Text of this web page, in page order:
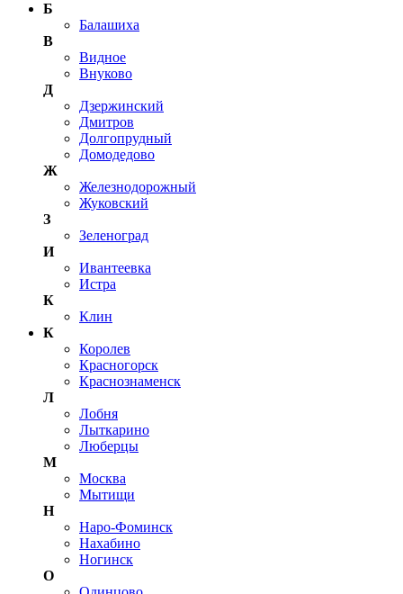
Б
Балашиха
В
Видное
Внуково
Д
Дзержинский
Дмитров
Долгопрудный
Домодедово
Ж
Железнодорожный
Жуковский
З
Зеленоград
И
Ивантеевка
Истра
К
Клин
К
Королев
Красногорск
Краснознаменск
Л
Лобня
Лыткарино
Люберцы
М
Москва
Мытищи
Н
Наро-Фоминск
Нахабино
Ногинск
О